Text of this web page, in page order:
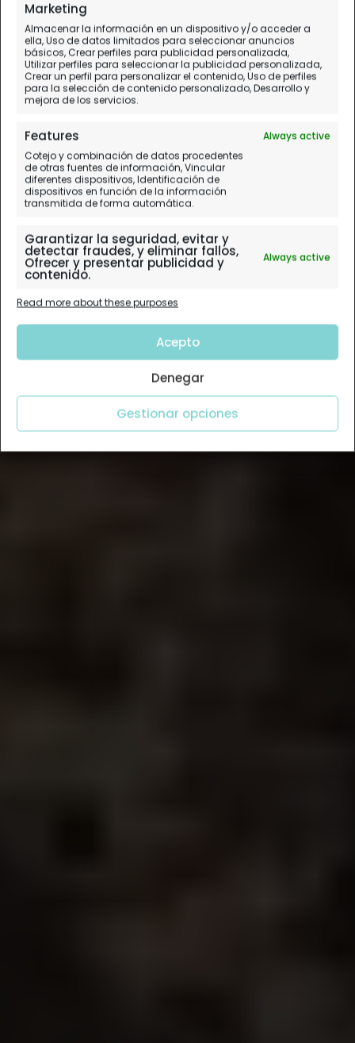
Marketing
Almacenar la información en un dispositivo y/o acceder a
ella, Uso de datos limitados para seleccionar anuncios
básicos, Crear perfiles para publicidad personalizada,
Utilizar perfiles para seleccionar la publicidad personalizada,
Crear un perfil para personalizar el contenido, Uso de perfiles
para la selección de contenido personalizado, Desarrollo y
mejora de los servicios.
Features
Always active
Cotejo y combinación de datos procedentes
de otras fuentes de información, Vincular
diferentes dispositivos, Identificación de
dispositivos en función de la información
transmitida de forma automática.
Garantizar la seguridad, evitar y
detectar fraudes, y eliminar fallos,
Ofrecer y presentar publicidad y
contenido.
Always active
Read more about these purposes
Acepto
Denegar
Gestionar opciones